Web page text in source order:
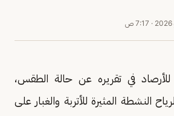
· 7:17 ص
للأرصاد في تقريره عن حالة الطقس،
النشطة المثيرة للأتربة والغبار على